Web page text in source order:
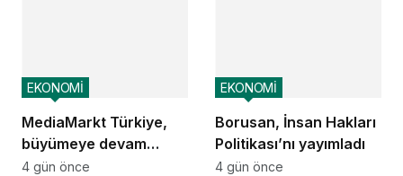
MediaMarkt Türkiye,
büyümeye devam
ediyor
EKONOMİ
4 gün önce
Borusan, İnsan Hakları
Politikası’nı yayımladı
EKONOMİ
4 gün önce